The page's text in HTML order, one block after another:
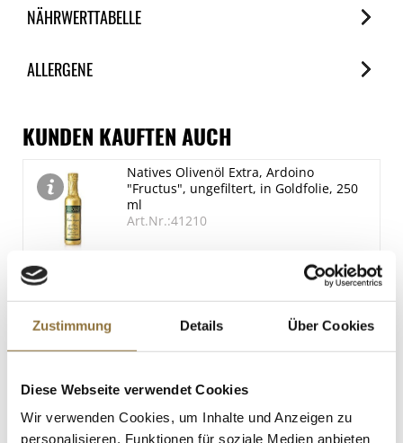
Zustimmung Details Über Cookies
Diese Webseite verwendet Cookies
Wir verwenden Cookies, um Inhalte und Anzeigen zu
personalisieren, Funktionen für soziale Medien anbieten
NÄHRWERTTABELLE
je 100ml
Fett
0 g
davon gesättigte Fettsäuren
0 g
Kohlenhydrate
58.5 g
davon Zucker
58.5 g
Eiweiß
0.07 g
ALLERGENE
Spuren / Enthalten
SO2/Sulfite
Enthalten
KUNDEN KAUFTEN AUCH
Natives Olivenöl Extra, Ardoino
"Fructus", ungefiltert, in Goldfolie, 250
ml
Art.Nr.:41210
€ 9,10
Gewürzgarten Gummi Arabicum-Pulver,